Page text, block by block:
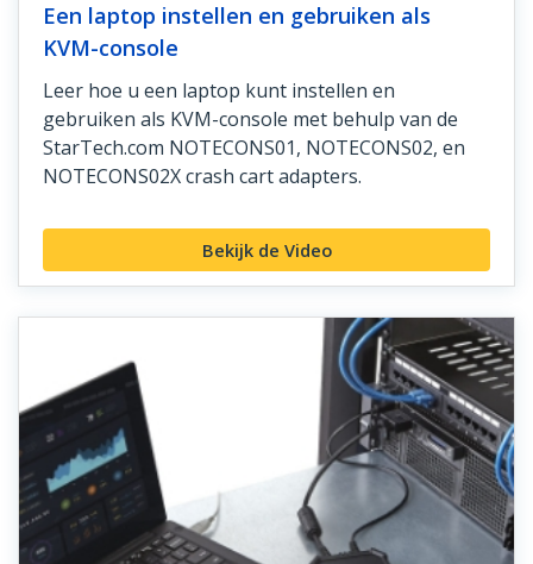
Een laptop instellen en gebruiken als
KVM-console
Leer hoe u een laptop kunt instellen en
gebruiken als KVM-console met behulp van de
StarTech.com NOTECONS01, NOTECONS02, en
NOTECONS02X crash cart adapters.
Bekijk de Video